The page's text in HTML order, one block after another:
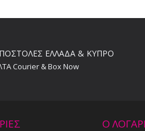
ΕΛΛΑΔΑ & ΚΥΠΡΟ
Courier & Box Now
Ο